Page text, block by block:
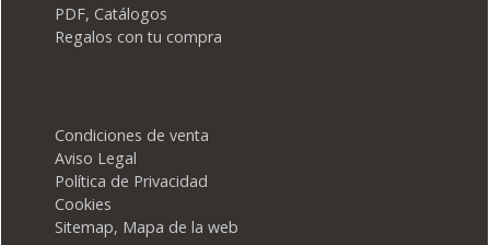
PDF, Catálogos
Regalos con tu compra
Condiciones de venta
Aviso Legal
Política de Privacidad
Cookies
Sitemap, Mapa de la web